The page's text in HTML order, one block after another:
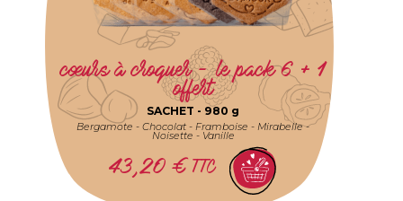
cœurs à croquer - le pack 6 + 1
offert
SACHET - 980 g
Bergamote - Chocolat - Framboise - Mirabelle -
Noisette - Vanille
43,20€ TTC